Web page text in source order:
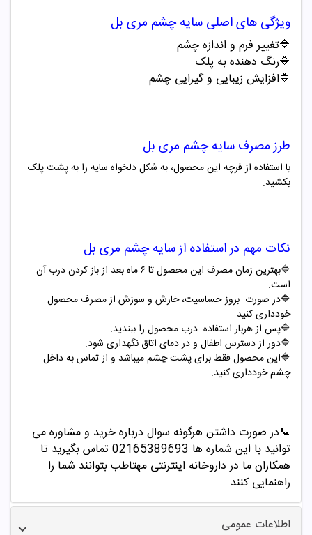
ویژگی های اصلی سایه چشم مری بل
🔷تغییر فرم و اندازه چشم
🔷رنگ دهنده به پلک
🔷افزایش زیبایی و گیرایی چشم
طرز مصرف سایه چشم مری بل
با استفاده از فرچه این محصول، به شکل دلخواه سایه را به پشت پلک
بکشید.
نکات مهم در استفاده ازسایه چشم مری بل
🔷بهترین زمان مصرف این محصول تا ۶ ماه بعد از باز کردن درب آن
است.
🔷در صورت بروز حساسیت، خارش و سوزش از مصرف محصول
خودداری کنید.
🔷پس از هربار استفاده درب محصول را ببندید.
🔷دور از دسترس اطفال و در دمای اتاق نگهداری شود.
🔷این محصول فقط برای پشت چشم میباشد و از تماس به داخل
چشم خودداری کنید.
📞در صورت داشتن هرگونه سوال درباره خرید و مشاوره می
توانید با این شماره ها 02165389693
تماس بگیرید تا
همکاران ما در داروخانه اینترنتی مهتاطب بتوانند شما را
راهنمایی کنند
اطلاعات عمومی